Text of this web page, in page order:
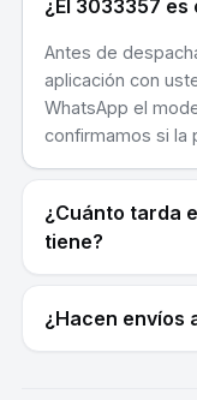
¿El 3033357
Antes de
aplicación con
WhatsApp el
confirmamos si la
¿Cuánto tarda
tiene?
¿Hacen envíos